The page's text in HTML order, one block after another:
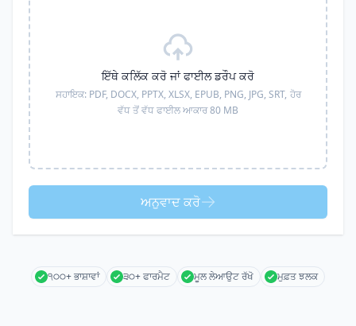
ਇੱਥੇ ਕਲਿੱਕ ਕਰੋ ਜਾਂ ਫਾਈਲ ਡਰੌਪ ਕਰੋ
ਸਹਾਇਕ: PDF, DOCX, PPTX, XLSX, EPUB, PNG, JPG, SRT, ਹੋਰ
ਵੱਧ ਤੋਂ ਵੱਧ ਫਾਈਲ ਆਕਾਰ 80 MB
ਅਨੁਵਾਦ ਕਰੋ
੧੦੦+ ਭਾਸ਼ਾਵਾਂ ੩੦+ ਫਾਰਮੈਟ ਮੂਲ ਲੇਆਉਟ ਰੱਖੋ ਮੁਫ਼ਤ ਝਲਕ